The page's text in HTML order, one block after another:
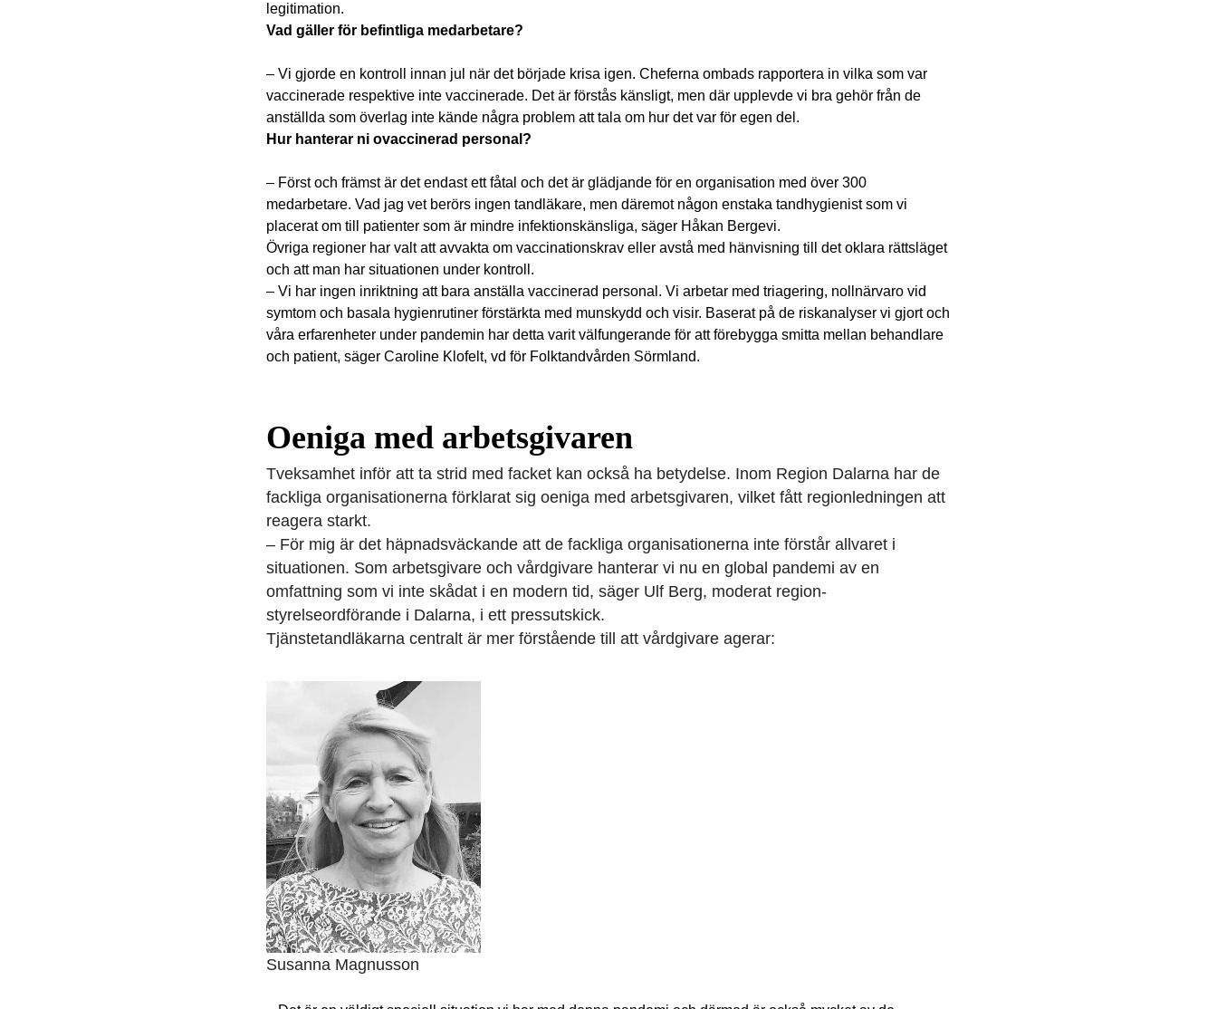
legitimation.
Vad gäller för befintliga medarbetare?
– Vi gjorde en kontroll ­innan jul när det började krisa igen. Cheferna ombads rapportera in vilka som var
vaccinerade respektive inte vaccinerade. Det är förstås känsligt, men där upplevde vi bra gehör från de
anställda som överlag inte kände några problem att tala om hur det var för egen del.
Hur hanterar ni ovaccinerad personal?
– Först och främst är det endast ett fåtal och det är glädjande för en organisation med över 300
medarbetare. Vad jag vet berörs ingen tandläkare, men däremot någon enstaka tandhygienist som vi
placerat om till patienter som är mindre infektionskäns­liga, säger Håkan ­Bergevi.
Övriga regioner har valt att avvakta om vaccinationskrav eller avstå med hänvisning till det oklara rättsläget
och att man har situationen under kontroll.
– Vi har ingen inriktning att bara anställa vaccinerad personal. Vi arbetar med triagering, nollnärvaro vid
symtom och basala hygienrutiner förstärkta med munskydd och visir. Baserat på de riskanalyser vi gjort och
våra erfarenheter under pandemin har detta varit välfungerande för att förebygga smitta mellan behandlare
och patient, säger Caroline Klofelt, vd för Folktandvården Sörmland.
Oeniga med arbetsgivaren
Tveksamhet inför att ta strid med facket kan också ha betydelse. Inom Region Dalarna har de
fackliga organisationerna förklarat sig oeniga med arbetsgivaren, vilket fått regionledningen att
reagera starkt.
– För mig är det häpnadsväckande att de fackliga organisationerna inte förstår allvaret i
situationen. Som arbetsgivare och vårdgivare hanterar vi nu en global pandemi av en
omfattning som vi inte skådat i en modern tid, säger Ulf Berg, moderat region­
styrelseordförande i Dalarna, i ett pressutskick.
Tjänstetandläkarna centralt är mer förstående till att vårdgivare agerar:
Susanna Magnusson